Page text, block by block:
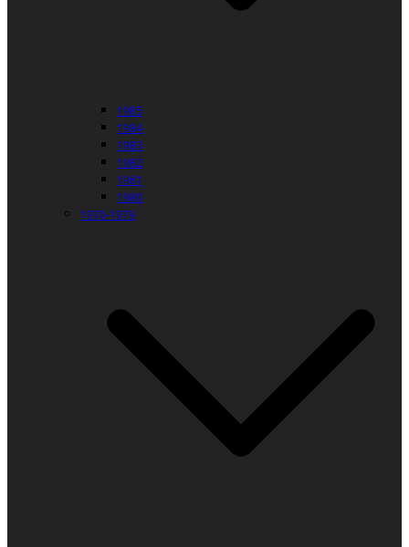
1985
1984
1983
1982
1981
1980
1970-1979